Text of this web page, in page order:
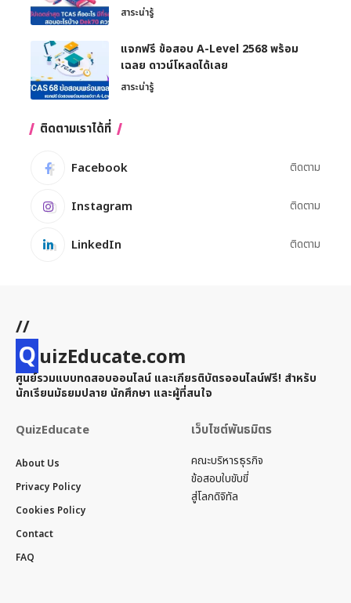
สาระน่ารู้
แจกฟรี ข้อสอบ A-Level 2568 พร้อม
เฉลย ดาวน์โหลดได้เลย
สาระน่ารู้
ติดตามเราได้ที่
Facebook ติดตาม
Instagram ติดตาม
LinkedIn ติดตาม
//
QuizEducate.com
ศูนย์รวมแบบทดสอบออนไลน์ และเกียรติบัตรออนไลน์ฟรี! สำหรับ
นักเรียนมัธยมปลาย นักศึกษา และผู้ที่สนใจ
QuizEducate
About Us
Privacy Policy
Cookies Policy
Contact
FAQ
เว็บไซต์พันธมิตร
คณะบริหารธุรกิจ
ข้อสอบใบขับขี่
สู่โลกดิจิทัล